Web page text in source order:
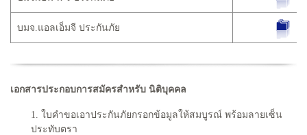
บมจ.แอลเอ็มจี ประกันภัย
เอกสารประกอบการสมัครสำหรับ นิติบุคคล
1. ใบคำขอเอาประกันภัยกรอกข้อมูลให้สมบูรณ์ พร้อมลายเซ็น
ประทับตรา